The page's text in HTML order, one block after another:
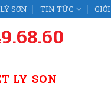
SƠN TIN TỨC
LY SON